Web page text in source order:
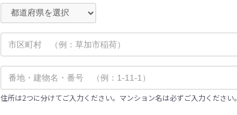
住所は2つに分けてご入力ください。マンション名は必ずご入力ください。